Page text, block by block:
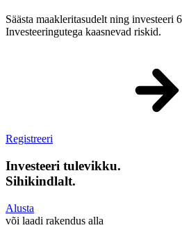
Säästa maakleritasudelt ning investeeri
Investeeringutega kaasnevad riskid.
Registreeri
Investeeri tulevikku.
Sihikindlalt.
Alusta
või laadi rakendus alla